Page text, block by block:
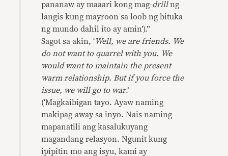
pananaw ay maaari kong mag-drillng
langis kung mayroon sa loob ng bituka
ng mundo dahil ito ay amin’).”
Sagot sa akin, ‘Well, we are friends. We
do not want to quarrel with you. We
would want to maintain the present
warm relationship. But if you force the
issue, we will go to war.’
(‘Magkaibigan tayo. Ayaw naming
makipag-away sa inyo. Nais naming
mapanatili ang kasalukuyang
magandang relasyon. Ngunit kung
ipipitin mo ang isyu, kami ay